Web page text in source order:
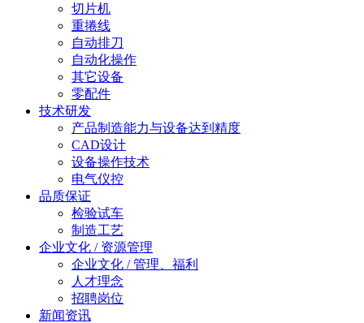
切片机
重捲线
自动排刀
自动化操作
其它设备
零配件
技术研发
产品制造能力与设备达到精度
CAD设计
设备操作技术
电气仪控
品质保证
检验试车
制造工艺
企业文化 / 资源管理
企业文化 / 管理、福利
人才理念
招聘岗位
新闻资讯